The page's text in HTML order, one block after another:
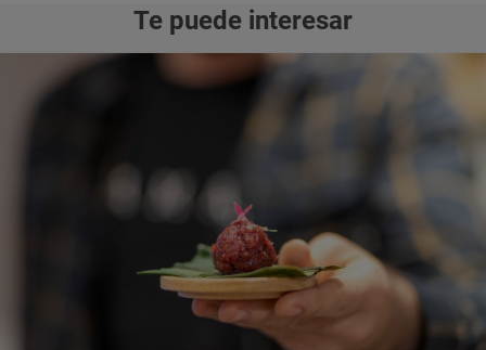
Te puede interesar